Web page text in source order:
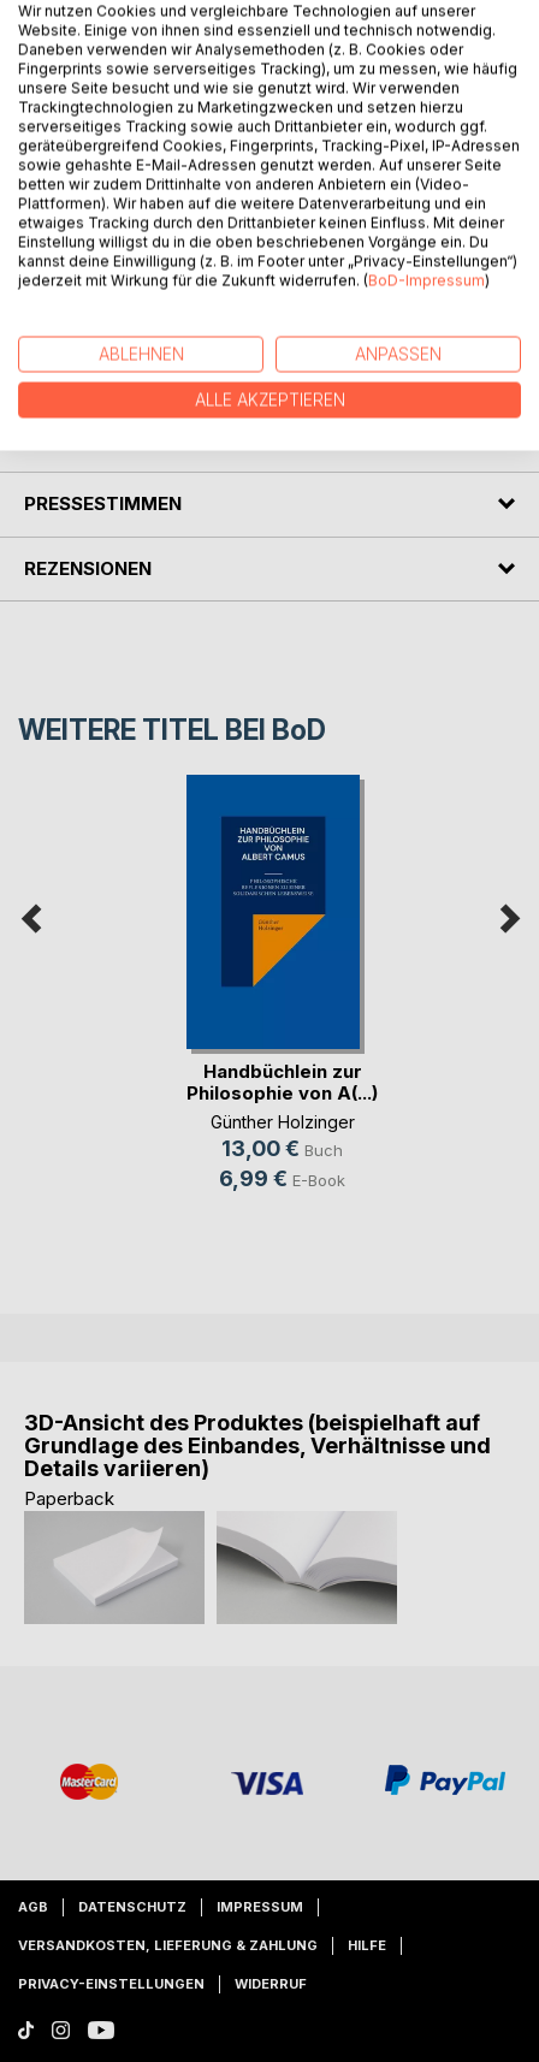
BESCHREIBUNG
Im antiken Griechenland beschäftigten sich mehrere
Philosophenschulen mit der Frage wie Besonnenheit,
Gelassenheit, ein gutes und gelingendes Leben erreicht
werden können. Neben den Schulen des Epikur, der
Skeptiker, der Kyniker und noch einigen anderen, war jene
der Stoiker wohl die bekannteste.
Die Stoiker entwarfen nicht nur eine Theorie, sie
entwickelten auch eine größere Anzahl von Übungen, um
unserem modernen Alltag kann diese Philosophie eine
große Hilfe sein.
PRESSESTIMMEN
REZENSIONEN
WEITERE TITEL BEI BoD
Handbüchlein zur
Philosophie von A(...)
Günther Holzinger
13,00 € Buch
6,99 € E-Book
3D-Ansicht des Produktes (beispielhaft auf
Grundlage des Einbandes, Verhältnisse und
Details variieren)
Paperback
AGB DATENSCHUTZ IMPRESSUM
VERSANDKOSTEN, LIEFERUNG & ZAHLUNG HILFE
PRIVACY-EINSTELLUNGEN WIDERRUF
Wir nutzen Cookies und vergleichbare Technologien auf unserer
Website. Einige von ihnen sind essenziell und technisch notwendig.
Daneben verwenden wir Analysemethoden (z. B. Cookies oder
Fingerprints sowie serverseitiges Tracking), um zu messen, wie häufig
unsere Seite besucht und wie sie genutzt wird. Wir verwenden
Trackingtechnologien zu Marketingzwecken und setzen hierzu
serverseitiges Tracking sowie auch Drittanbieter ein, wodurch ggf.
geräteübergreifend Cookies, Fingerprints, Tracking-Pixel, IP-Adressen
sowie gehashte E-Mail-Adressen genutzt werden. Auf unserer Seite
betten wir zudem Drittinhalte von anderen Anbietern ein (Video-
Plattformen). Wir haben auf die weitere Datenverarbeitung und ein
etwaiges Tracking durch den Drittanbieter keinen Einfluss. Mit deiner
Einstellung willigst du in die oben beschriebenen Vorgänge ein. Du
kannst deine Einwilligung (z. B. im Footer unter „Privacy-Einstellungen“)
jederzeit mit Wirkung für die Zukunft widerrufen. (BoD-Impressum)
ABLEHNEN ANPASSEN
ALLE AKZEPTIEREN